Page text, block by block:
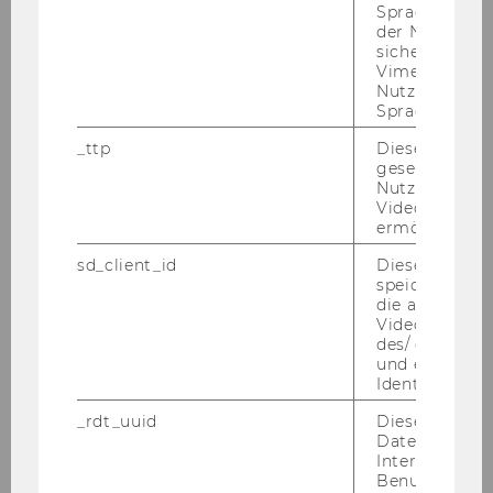
Vi­ze­rek­tor für Fi­nan­zen und Cam­pus­ma­nage­
ha­rald.ba­din­ger@wu.ac.at
der
Vimeo in der
Nutzer
Sprache
_ttp
Dieser
gesetzt, um
Nutzung des
Videoplayers
ermöglichen
sd_client_id
Dieses Cookie
speichert
die aktuellen
des/ der
und einen
_rdt_uuid
Dieses
Daten über
Interaktionen